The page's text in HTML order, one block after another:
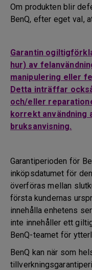
Om produkten blir
BenQ, efter eget val,
Garantin
hur) av
manipulering eller
Detta inträffar
och/eller
korrekt användning
bruksanvisning.
Garantiperioden för
inköpsdatumet för
överföras mellan
första kundernas
innehålla enhetens
inte innehåller ett
BenQ-teamet för
BenQ kan när som